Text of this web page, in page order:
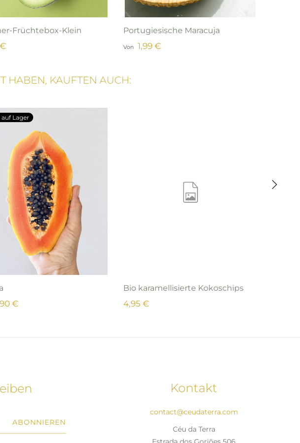
Früchtebox-Klein Portugiesische Maracuja
Von 1,99 €
HABEN, KAUFTEN AUCH:
Lager
€
Bio karamellisierte Kokoschips
4,95 €
ABONNIEREN
Kontakt
contact@ceudaterra.com
Céu da Terra